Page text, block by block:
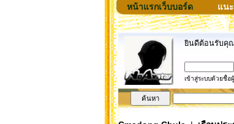
หน้าแรกเว็บบอร์ด แน
ยินดีต้อนรับคุ
เข้าสู่ระบบด้วยชื่อ